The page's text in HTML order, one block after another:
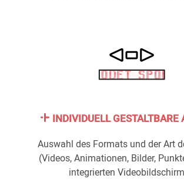
INDIVIDUELL GESTALTBARE
Auswahl des Formats und der Art
(Videos, Animationen, Bilder,
integrierten